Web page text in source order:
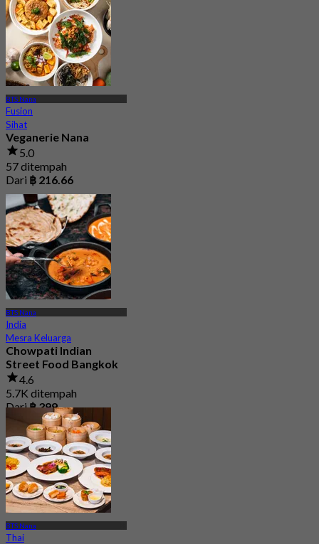
BTS Nana
Fusion
Sihat
Veganerie Nana
5.0
57 ditempah
Dari ฿ 216.66
BTS Nana
India
Mesra Keluarga
Chowpati Indian
Street Food Bangkok
4.6
5.7K ditempah
Dari฿ 399
BTS Nana
Thai